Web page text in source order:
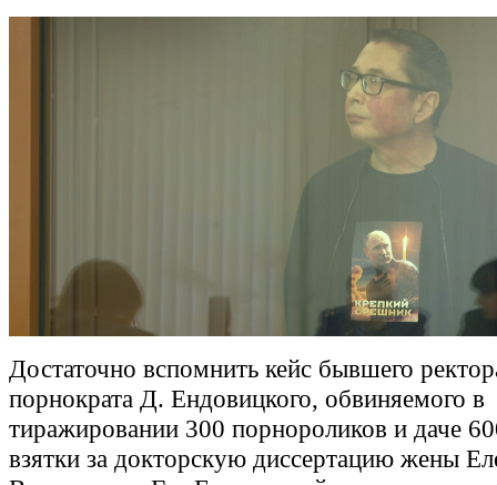
Достаточно вспомнить кейс бывшего
порнократа Д. Ендовицкого, обвиняемого в
тиражировании 300 порнороликов и даче
взятки за докторскую диссертацию жены